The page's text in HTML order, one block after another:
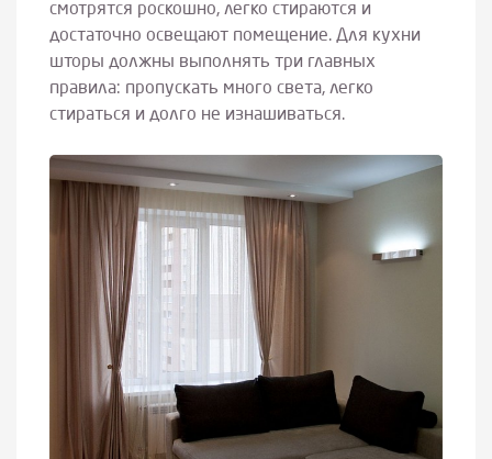
смотрятся роскошно, легко стираются и
достаточно освещают помещение. Для кухни
шторы должны выполнять три главных
правила: пропускать много света, легко
стираться и долго не изнашиваться.